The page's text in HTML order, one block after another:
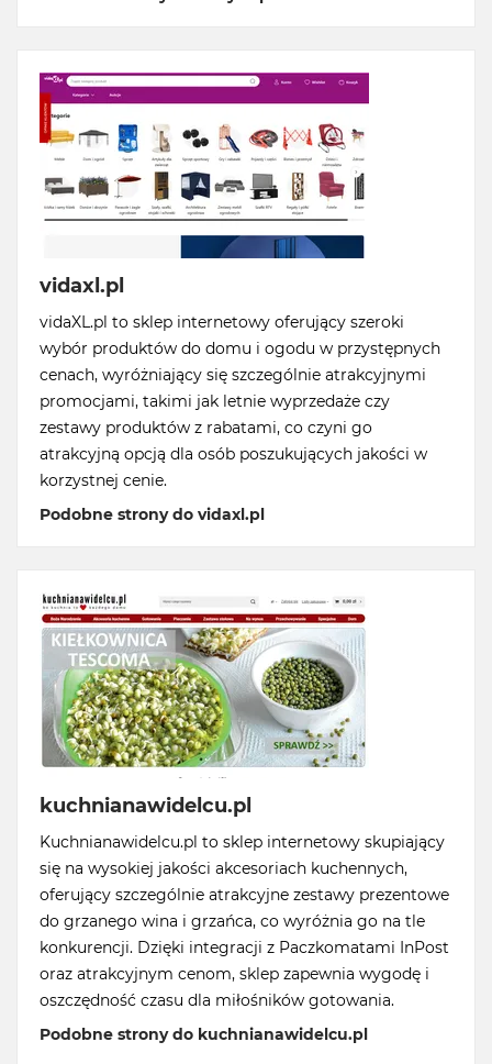
vidaxl.pl
vidaXL.pl to sklep internetowy oferujący szeroki
wybór produktów do domu i ogodu w przystępnych
cenach, wyróżniający się szczególnie atrakcyjnymi
promocjami, takimi jak letnie wyprzedaże czy
zestawy produktów z rabatami, co czyni go
atrakcyjną opcją dla osób poszukujących jakości w
korzystnej cenie.
Podobne strony do vidaxl.pl
kuchnianawidelcu.pl
Kuchnianawidelcu.pl to sklep internetowy skupiający
się na wysokiej jakości akcesoriach kuchennych,
oferujący szczególnie atrakcyjne zestawy prezentowe
do grzanego wina i grzańca, co wyróżnia go na tle
konkurencji. Dzięki integracji z Paczkomatami InPost
oraz atrakcyjnym cenom, sklep zapewnia wygodę i
oszczędność czasu dla miłośników gotowania.
Podobne strony do kuchnianawidelcu.pl